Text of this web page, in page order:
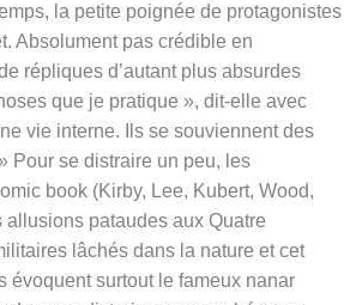
la petite poignée de protagonistes
Absolument pas crédible en
répliques d’autant plus absurdes
que je pratique », dit-elle avec
vie interne. Ils se souviennent des
Pour se distraire un peu, les
book (Kirby, Lee, Kubert, Wood,
pataudes aux Quatre
lâchés dans la nature et cet
évoquent surtout le fameux nanar